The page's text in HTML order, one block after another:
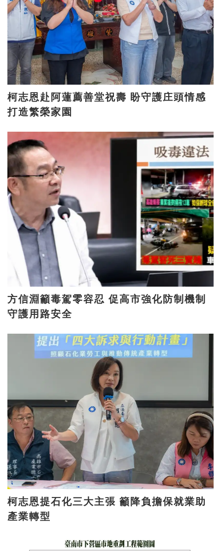
柯志恩赴阿蓮薦善堂祝壽 盼守護庄頭情感
打造繁榮家園
方信淵籲毒駕零容忍 促高市強化防制機制
守護用路安全
柯志恩提石化三大主張 籲降負擔保就業助
產業轉型